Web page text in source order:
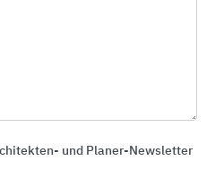
oder Keramik für den
und Planer-Newsletter